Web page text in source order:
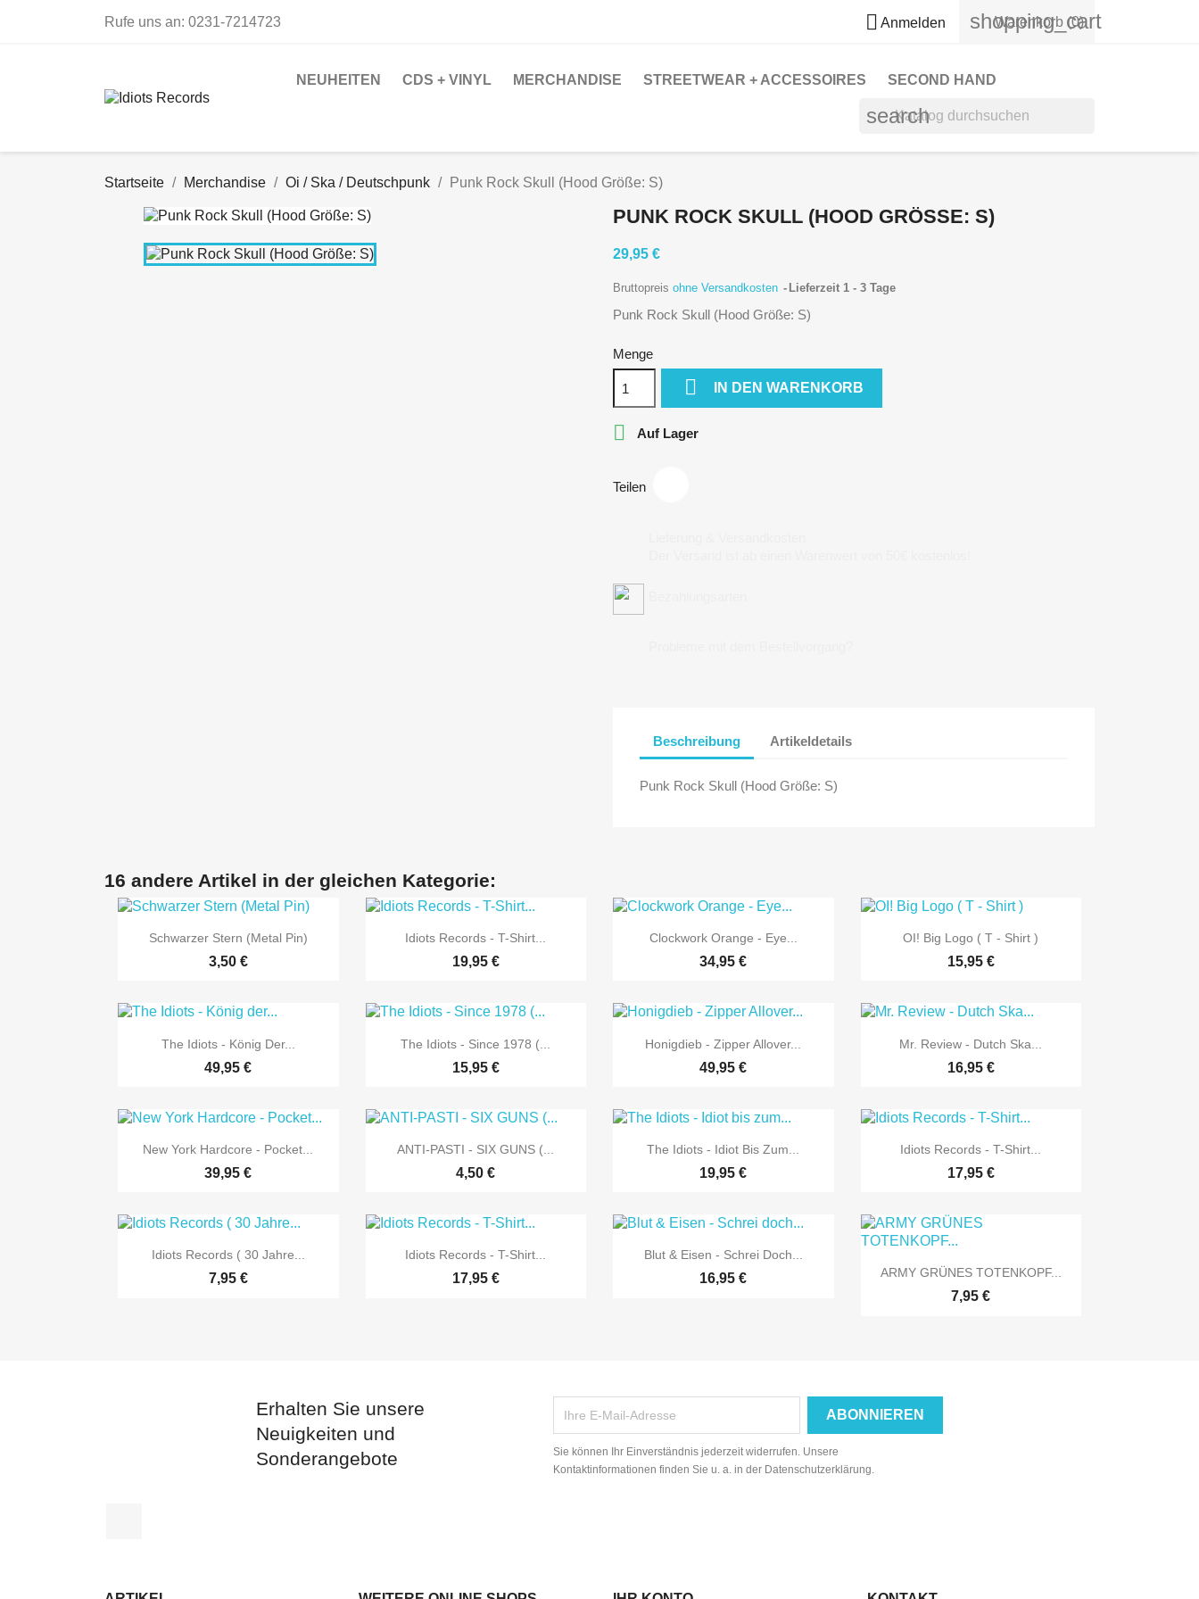
Rufe uns an: 0231-7214723  Anmelden shopping_cart
Warenkorb (0)
NEUHEITEN CDS + VINYL MERCHANDISE STREETWEAR + ACCESSOIRES SECOND HAND
search
Startseite Merchandise Oi / Ska / Deutschpunk Punk Rock Skull (Hood Größe: S)
PUNK ROCK SKULL (HOOD GRÖSSE: S)
29,95 €
Bruttopreis ohne Versandkosten Lieferzeit 1 - 3 Tage
Punk Rock Skull (Hood Größe: S)
Menge
 IN DEN WARENKORB
 Auf Lager
Teilen
Beschreibung Artikeldetails
Punk Rock Skull (Hood Größe: S)
16 andere Artikel in der gleichen Kategorie:
 Vorschau
Schwarzer Stern (Metal Pin)
3,50 €
 Vorschau
Idiots Records - T-Shirt...
19,95 €
 Vorschau
Clockwork Orange - Eye...
34,95 €
 Vorschau
OI! Big Logo ( T - Shirt )
15,95 €
 Vorschau
The Idiots - König Der...
49,95 €
 Vorschau
The Idiots - Since 1978 (...
15,95 €
 Vorschau
Honigdieb - Zipper Allover...
49,95 €
 Vorschau
Mr. Review - Dutch Ska...
16,95 €
 Vorschau
New York Hardcore - Pocket...
39,95 €
 Vorschau
ANTI-PASTI - SIX GUNS (...
4,50 €
 Vorschau
The Idiots - Idiot Bis Zum...
19,95 €
 Vorschau
Idiots Records - T-Shirt...
17,95 €
 Vorschau
Idiots Records ( 30 Jahre...
7,95 €
 Vorschau
Idiots Records - T-Shirt...
17,95 €
 Vorschau
Blut & Eisen - Schrei Doch...
16,95 €  Vorschau
ARMY GRÜNES TOTENKOPF...
7,95 €
Erhalten Sie unsere
Neuigkeiten und
Sonderangebote
Sie können Ihr Einverständnis jederzeit widerrufen. Unsere
Kontaktinformationen finden Sie u. a. in der Datenschutzerklärung.